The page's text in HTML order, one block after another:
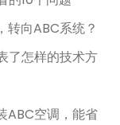
转向ABC系统？
了怎样的技术方
ABC空调，能省